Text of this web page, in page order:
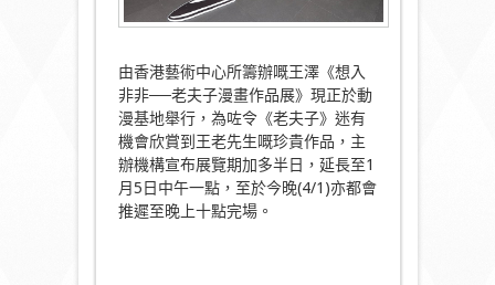
由香港藝術中心所籌辦嘅王澤《想入
非非──老夫子漫畫作品展》現正於動
漫基地舉行，為咗令《老夫子》迷有
機會欣賞到王老先生嘅珍貴作品，主
辦機構宣布展覽期加多半日，延長至1
月5日中午一點，至於今晚(4/1)亦都會
推遲至晚上十點完場。